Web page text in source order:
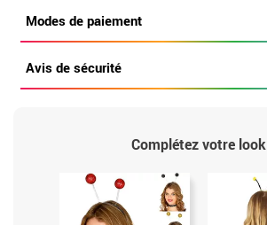
Modes de paiement
Avis de sécurité
Complétez votre look